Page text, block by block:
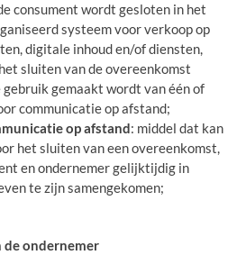
consument wordt gesloten in het
systeem voor verkoop op
digitale inhoud en/of diensten,
sluiten van de overeenkomst
gemaakt wordt van één of
communicatie op afstand;
op afstand: middel dat kan
het sluiten van een overeenkomst,
en ondernemer gelijktijdig in
te zijn samengekomen;
ondernemer